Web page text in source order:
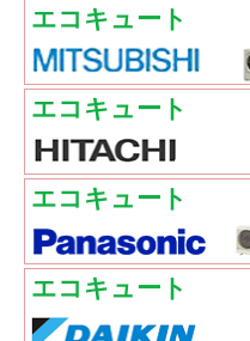
エコキュート
エコキュート
エコキュート
エコキュート